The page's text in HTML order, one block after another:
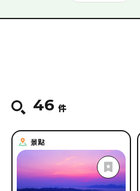
#購物 #藝術 #美術館・博
#參觀設施 溫泉・
住宿設
夏の台湾語
搜
刪
46 件
景點